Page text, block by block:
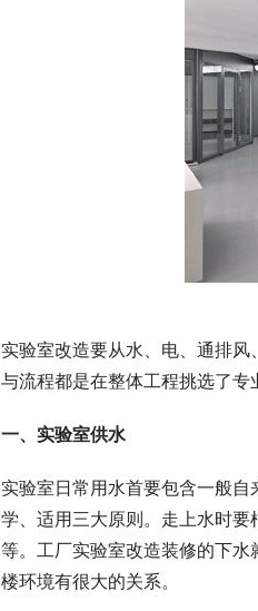
实验室改造要从水、电、通排
与流程都是在整体工程挑选了专
一、实验室供水
实验室日常用水首要包含一般
学、适用三大原则。走上水时
等。工厂实验室改造装修的下
楼环境有很大的关系。